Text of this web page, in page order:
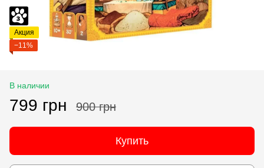
Акция
−11%
В наличии
799 грн 900 грн
Купить